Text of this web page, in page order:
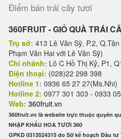
Điểm bán trái cây tươi
360FRUIT - GIỎ QUÀ TRÁI
Trụ sở: 413 Lê Văn Sỹ, P.2,
Phạm Văn Hai với Lê Văn Sỹ)
Chi nhánh: Lô C Hồ Thị Kỷ, P1,
Điện thoại: (028)22 298 398
Hotline 1: 0936 65 27 27(Ms.Nhi)
Hotline 2: 0977 301 303 - 0933
Web: 360fruit.vn
360fruit.vn là website trực thuộc quyền
NHẬP KHẨU HOA TƯƠI 360
GPKD 0313524315 do Sở kế hoạch Đầu tư